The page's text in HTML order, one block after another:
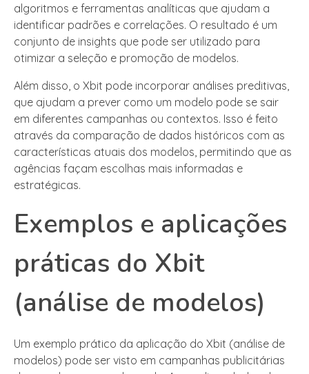
algoritmos e ferramentas analíticas que ajudam a
identificar padrões e correlações. O resultado é um
conjunto de insights que pode ser utilizado para
otimizar a seleção e promoção de modelos.
Além disso, o Xbit pode incorporar análises preditivas,
que ajudam a prever como um modelo pode se sair
em diferentes campanhas ou contextos. Isso é feito
através da comparação de dados históricos com as
características atuais dos modelos, permitindo que as
agências façam escolhas mais informadas e
estratégicas.
Exemplos e aplicações
práticas do Xbit
(análise de modelos)
Um exemplo prático da aplicação do Xbit (análise de
modelos) pode ser visto em campanhas publicitárias